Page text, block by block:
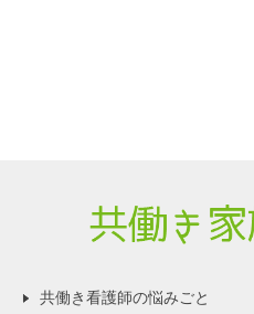
共働き看護師の悩みごと